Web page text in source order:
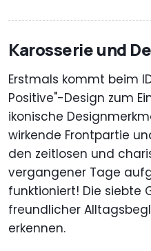
Karosserie und
Erstmals kommt beim
Positive"-Design zum
ikonische
wirkende Frontpartie
den zeitlosen und
vergangener Tage
funktioniert! Die siebte
freundlicher
erkennen.